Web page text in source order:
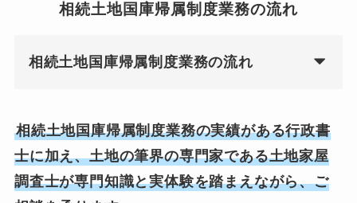
相続土地国庫帰属制度業務の流れ
相続土地国庫帰属制度業務の流れ
相続土地国庫帰属制度業務の実績がある行政書
士に加え、土地の筆界の専門家である土地家屋
調査士が専門知識と実体験を踏まえながら、ご